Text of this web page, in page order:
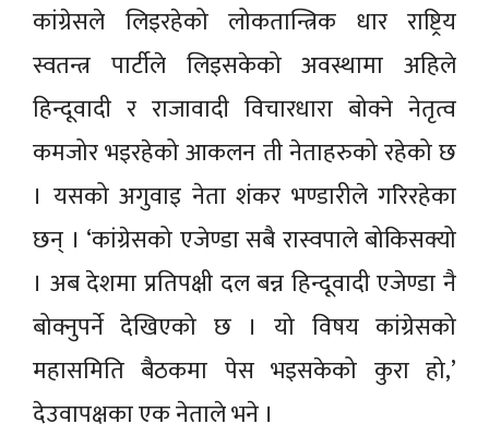
कांग्रेसले लिइरहेको लोकतान्त्रिक धार राष्ट्रिय
स्वतन्त्र पार्टीले लिइसकेको अवस्थामा अहिले
हिन्दूवादी र राजावादी विचारधारा बोक्ने नेतृत्व
कमजोर भइरहेको आकलन ती नेताहरुको रहेको छ
। यसको अगुवाइ नेता शंकर भण्डारीले गरिरहेका
छन् । ‘कांग्रेसको एजेण्डा सबै रास्वपाले बोकिसक्यो
। अब देशमा प्रतिपक्षी दल बन्न हिन्दूवादी एजेण्डा नै
बोक्नुपर्ने देखिएको छ । यो विषय कांग्रेसको
महासमिति बैठकमा पेस भइसकेको कुरा हो,’
देउवापक्षका एक नेताले भने ।